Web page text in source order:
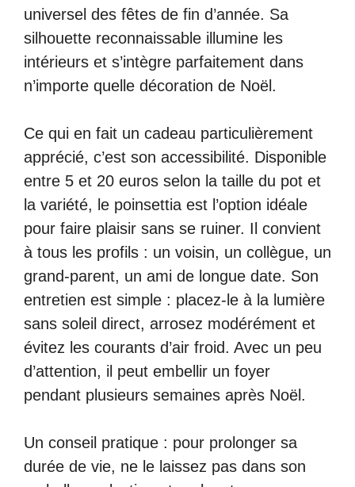
universel des fêtes de fin d’année. Sa
silhouette reconnaissable illumine les
intérieurs et s’intègre parfaitement dans
n’importe quelle décoration de Noël.
Ce qui en fait un cadeau particulièrement
apprécié, c’est son accessibilité. Disponible
entre 5 et 20 euros selon la taille du pot et
la variété, le poinsettia est l’option idéale
pour faire plaisir sans se ruiner. Il convient
à tous les profils : un voisin, un collègue, un
grand-parent, un ami de longue date. Son
entretien est simple : placez-le à la lumière
sans soleil direct, arrosez modérément et
évitez les courants d’air froid. Avec un peu
d’attention, il peut embellir un foyer
pendant plusieurs semaines après Noël.
Un conseil pratique : pour prolonger sa
durée de vie, ne le laissez pas dans son